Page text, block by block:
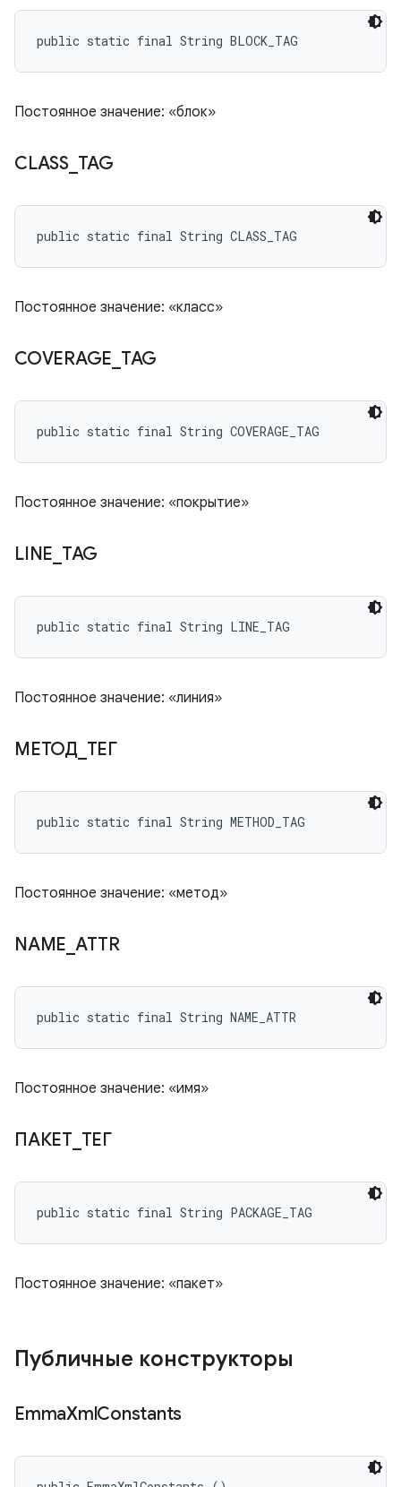
public static final String BLOCK_TAG
Постоянное значение: «блок»
CLASS_ TAG
public static final String CLASS_TAG
Постоянное значение: «класс»
COVERAGE TAG
public static final String COVERAGE_TAG
Постоянное значение: «покрытие»
LINE TAG
public static final String LINE_TAG
Постоянное значение: «линия»
МЕТОД_ ТЕГ
public static final String METHOD_TAG
Постоянное значение: «метод»
NAME ATTR
public static final String NAME_ATTR
Постоянное значение: «имя»
ПАКЕТ ТЕГ
public static final String PACKAGE_TAG
Постоянное значение: «пакет»
Публичные конструкторы
EmmaXmlConstants